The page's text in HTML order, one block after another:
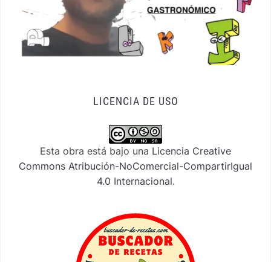
LICENCIA DE USO
Esta obra está bajo una Licencia Creative
Commons Atribución-NoComercial-CompartirIgual
4.0 Internacional.